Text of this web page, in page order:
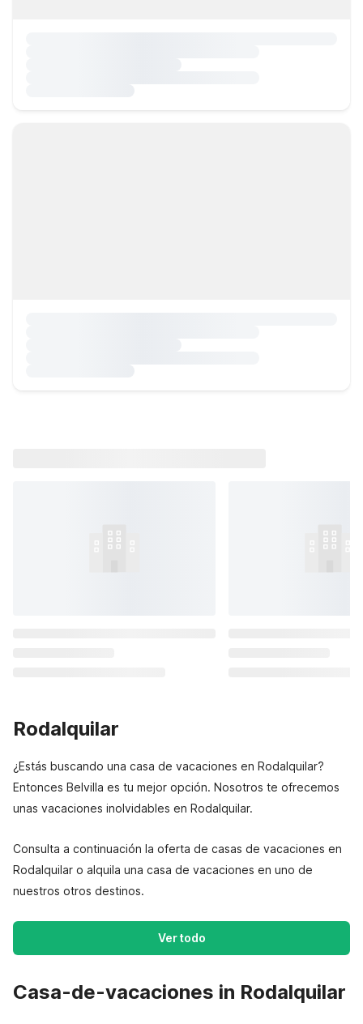
Rodalquilar
¿Estás buscando una casa de vacaciones en Rodalquilar?
Entonces Belvilla es tu mejor opción. Nosotros te ofrecemos
unas vacaciones inolvidables en Rodalquilar.
Consulta a continuación la oferta de casas de vacaciones en
Rodalquilar o alquila una casa de vacaciones en uno de
nuestros otros destinos.
Ver todo
Casa-de-vacaciones in Rodalquilar